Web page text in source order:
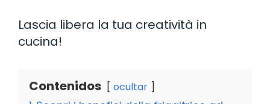
Lascia libera la tua creatività in
cucina!
Contenidos ocultar